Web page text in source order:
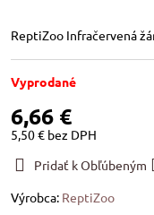
ReptiZoo Infračervená
Vyprodané
6,66 €
5,50 € bez DPH
Pridať k Obľúbeným
Výrobca: ReptiZoo